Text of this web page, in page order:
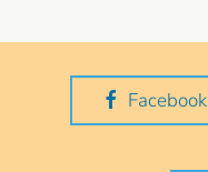
Facebook